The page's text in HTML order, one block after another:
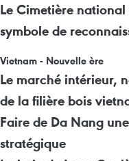
Le Cimetière
symbole de
Vietnam - Nouvelle ère
Le marché intérieur,
de la filière bois
Faire de Da Nang
stratégique